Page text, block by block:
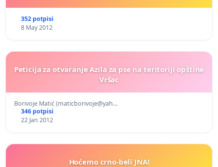
352 potpisi
8 May 2012
Peticija za otvaranje Azila za pse na teritoriji opštine
Vršac
Borivoje Matić (maticborivoje@yah…
346 potpisi
22 Jan 2012
Hoćemo crno-beli JNA!